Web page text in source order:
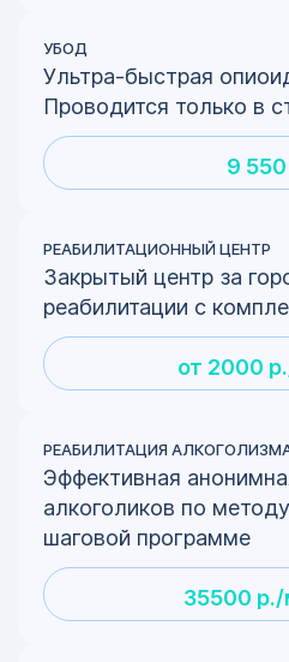
УБОД
Ультра-быстрая
Проводится только в
9 550
РЕАБИЛИТАЦИОННЫЙ ЦЕНТР
Закрытый центр за
реабилитации с
от 2000
РЕАБИЛИТАЦИЯ
Эффективная
алкоголиков по
шаговой программе
35500